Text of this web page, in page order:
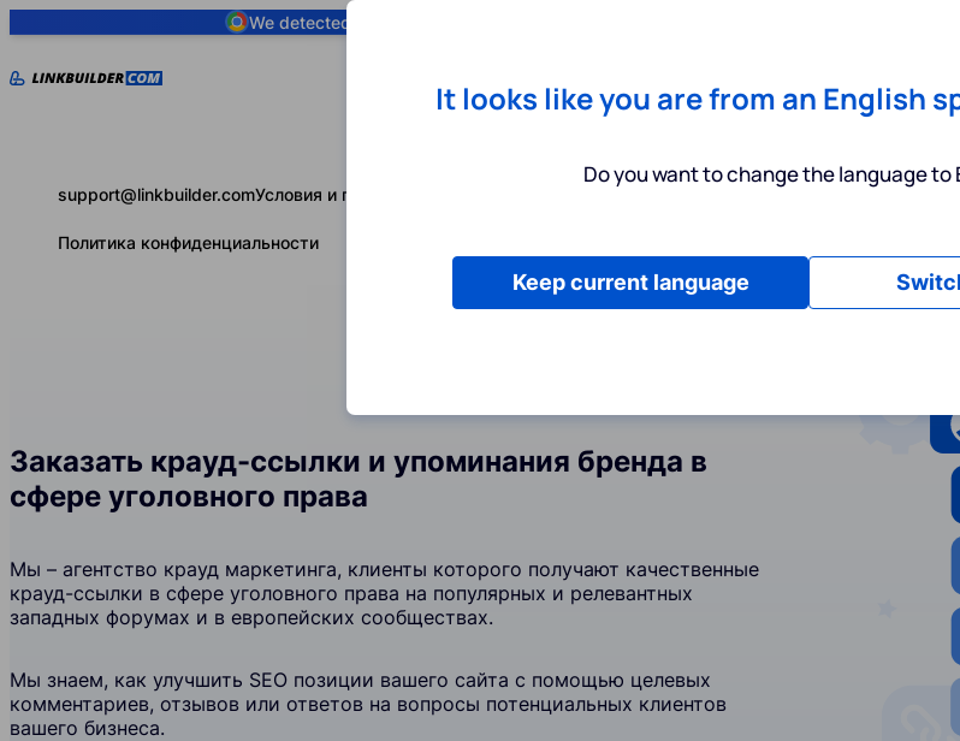
We detected you are using
support@linkbuilder.comУсловия и положения
Политика конфиденциальности
Заказать крауд-ссылки и упоминания бренда в
сфере уголовного права
Мы – агентство крауд маркетинга, клиенты которого получают качественные
крауд-ссылки в сфере уголовного права на популярных и релевантных
западных форумах и в европейских сообществах.
Мы знаем, как улучшить SEO позиции вашего сайта с помощью целевых
комментариев, отзывов или ответов на вопросы потенциальных клиентов
вашего бизнеса.
It looks like you are from an English
Do you want to change the language to
Keep current language